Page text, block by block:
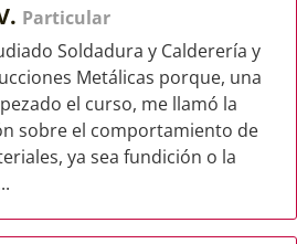
Particular
Soldadura y Calderería y
Metálicas porque, una
el curso, me llamó la
sobre el comportamiento de
ya sea fundición o la